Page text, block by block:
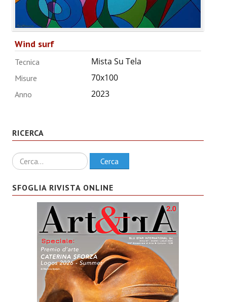
Wind surf
Tecnica Mista Su Tela
Misure 70x100
Anno 2023
RICERCA
Ricerca Cerca
SFOGLIA RIVISTA ONLINE